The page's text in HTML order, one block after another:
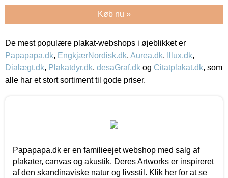
Køb nu »
De mest populære plakat-webshops i øjeblikket er
Papapapa.dk, EngkjærNordisk.dk, Aurea.dk, Illux.dk,
Dialægt.dk, Plakatdyr.dk, desaGraf.dk og Citatplakat.dk, som
alle har et stort sortiment til gode priser.
Papapapa.dk er en familieejet webshop med salg af
plakater, canvas og akustik. Deres Artworks er inspireret
af den skandinaviske natur og livsstil. Klik her for at se